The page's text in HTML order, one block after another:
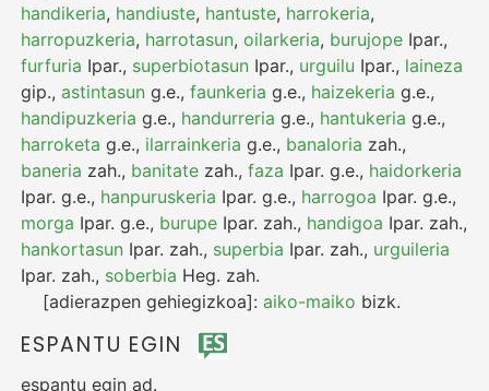
handikeria, handiuste, hantuste, harrokeria,
harropuzkeria, harrotasun,oilarkeria, burujope Ipar.,
furfuria Ipar., superbiotasun Ipar., urguilu Ipar., laineza
gip.,astintasun g.e.,faunkeria g.e., haizekeria g.e.,
handipuzkeria g.e., handurreria g.e., hantukeria g.e.,
harroketa g.e., ilarrainkeria g.e., banaloria zah.,
baneria zah., banitate zah.,faza Ipar. g.e., haidorkeria
Ipar. g.e., hanpuruskeria Ipar. g.e., harrogoa Ipar. g.e.,
morga Ipar. g.e., burupe Ipar. zah., handigoa Ipar. zah.,
hankortasun Ipar. zah., superbia Ipar. zah., urguileria
Ipar. zah., soberbia Heg. zah.
[adierazpen gehiegizkoa]:aiko-maiko bizk.
ESPANTU EGIN
espantu egin ad.